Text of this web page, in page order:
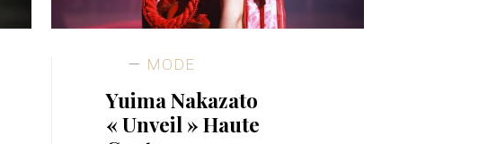
MODE
Yuima Nakazato
« Unveil » Haute